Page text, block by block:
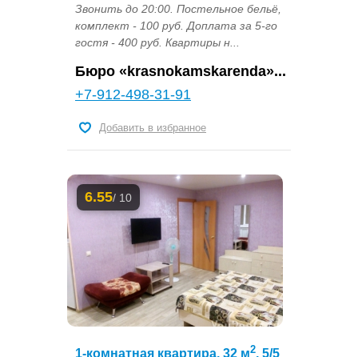
Звонить до 20:00. Постельное бельё,
комплект - 100 руб. Доплата за 5-го
гостя - 400 руб. Квартиры н...
Бюро «krasnokamskarenda»...
+7-912-498-31-91
Добавить в избранное
6.55/ 10
1-комнатная квартира, 32 м2, 5/5